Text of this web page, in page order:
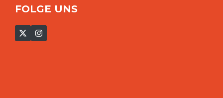
FOLGE UNS